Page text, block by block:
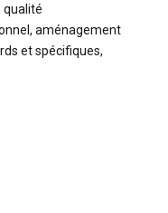
qualité
aménagement
et spécifiques,